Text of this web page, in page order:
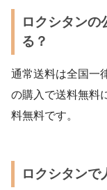
ロクシタンの
る？
通常送料は全国一
の購入で送料無料
料無料です。
ロクシタンで